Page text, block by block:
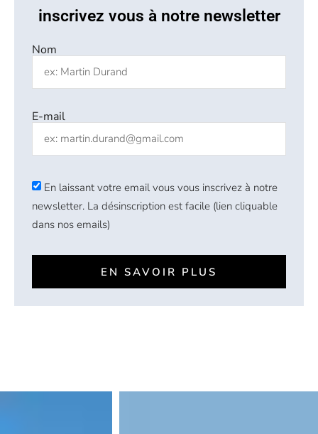
inscrivez vous à notre newsletter
Nom
E-mail
En laissant votre email vous vous inscrivez à notre
newsletter. La désinscription est facile (lien cliquable
dans nos emails)
EN SAVOIR PLUS